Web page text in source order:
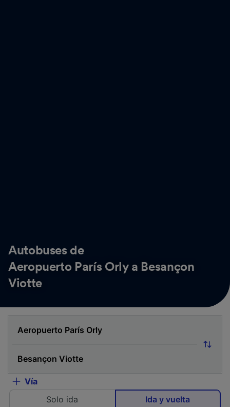
Autobuses de
Aeropuerto París Orly a Besançon
Viotte
Vía
Solo ida
Ida y vuelta